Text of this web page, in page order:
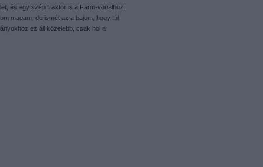
és egy szép traktor is a Farm-vonalhoz.
magam, de ismét az a bajom, hogy túl
ez áll közelebb, csak hol a